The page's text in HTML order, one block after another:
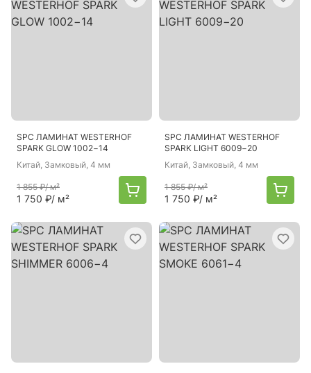
SPC ЛАМИНАТ WESTERHOF
SPARK GLOW 1002−14
Китай, Замковый, 4 мм
1 855 ₽/ м²
1 750 ₽/ м²
SPC ЛАМИНАТ WESTERHOF
SPARK LIGHT 6009−20
Китай, Замковый, 4 мм
1 855 ₽/ м²
1 750 ₽/ м²